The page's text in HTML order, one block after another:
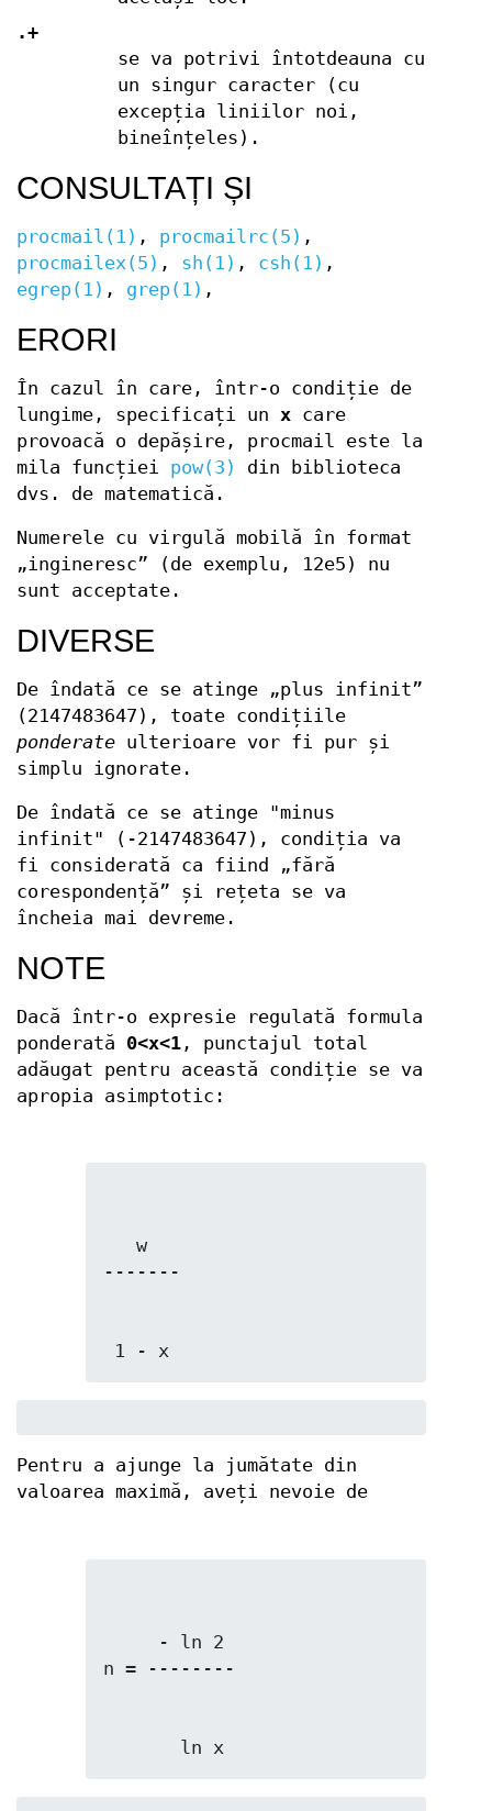
.+
se va potrivi întotdeauna cu
un singur caracter (cu
excepția liniilor noi,
bineînțeles).
CONSULTAȚI ȘI
procmail(1) , procmailrc(5) ,
procmailex(5) , sh(1) , csh(1) ,
egrep(1) , grep(1) ,
ERORI
În cazul în care, într-o condiție de
lungime, specificați un x care
provoacă o depășire, procmail este la
mila funcției pow(3)
din biblioteca
dvs. de matematică.
Numerele cu virgulă mobilă în format
„ingineresc” (de exemplu, 12e5) nu
sunt acceptate.
DIVERSE
De îndată ce se atinge „plus infinit”
(2147483647), toate condițiile
ponderate ulterioare vor fi pur și
simplu ignorate.
De îndată ce se atinge "minus
infinit" (-2147483647), condiția va
fi considerată ca fiind „fără
corespondență” și rețeta se va
încheia mai devreme.
NOTE
Dacă într-o expresie regulată formula
ponderată 0<x<1 , punctajul total
adăugat pentru această condiție se va
apropia asimptotic:
   w
1 - x
Pentru a ajunge la jumătate din
valoarea maximă, aveți nevoie de
       ln x